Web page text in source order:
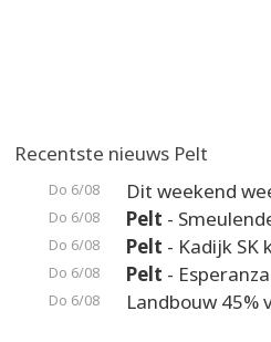
Recentste nieuws Pelt
Do 6/08 Dit weekend
Do 6/08 Pelt -
Do 6/08 Pelt - Kadijk SK
Do 6/08 Pelt -
Do 6/08 Landbouw 45%